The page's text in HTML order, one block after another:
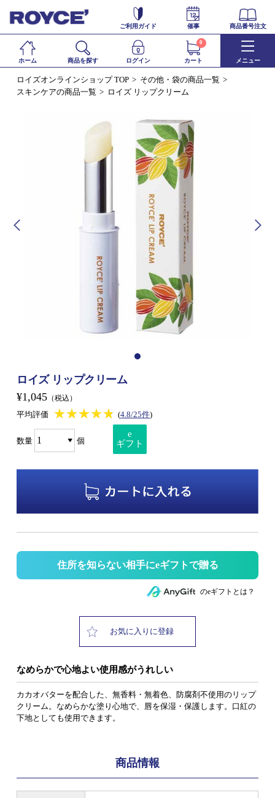
ご利用ガイド 催事 商品番号注文
ホーム 商品を探す ログイン カート
0
メニュー
ロイズオンラインショップ TOP
その他・袋の商品一覧
スキンケアの商品一覧
ロイズ リップクリーム
ロイズ リップクリーム
¥1,045 （税込）
平均評価 ★★★★★
★★★★★ (4.8/25件)
数量 個
e
ギフト
住所を知らない相手にeギフトで贈る
のeギフトとは？
お気に入りに登録
なめらかで心地よい使用感がうれしい
カカオバターを配合した、無香料・無着色、防腐剤不使用のリップ
クリーム。なめらかな塗り心地で、唇を保湿・保護します。口紅の
下地としても使用できます。
商品情報